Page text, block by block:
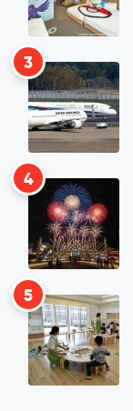
3
4
5